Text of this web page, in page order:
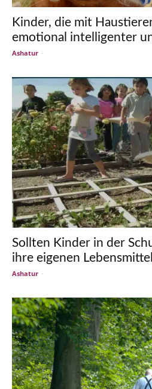
Kinder, die mit
emotional intelligenter
Ashatur -
Sollten Kinder in der
ihre eigenen
Ashatur -